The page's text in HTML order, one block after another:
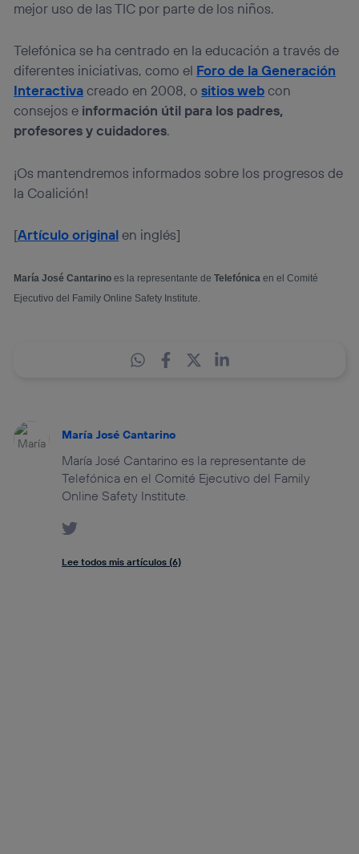
mejor uso de las TIC por parte de los niños.
Telefónica se ha centrado en la educación a través de
diferentes iniciativas, como el Foro de la Generación
Interactivacreado en 2008, ositios webcon
consejos e información útil para los padres,
profesores y cuidadores.
¡Os mantendremos informados sobre los progresos de
la Coalición!
[Artículo originalen inglés]
María José Cantarino es la representante deTelefónica en el Comité
Ejecutivo del Family Online Safety Institute.
María José Cantarino
María José Cantarino es la representante de
Telefónica en el Comité Ejecutivo del Family
Online Safety Institute.
Lee todos mis artículos (6)